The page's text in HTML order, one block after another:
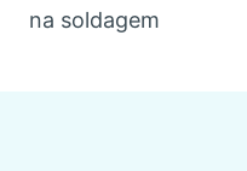
na soldagem